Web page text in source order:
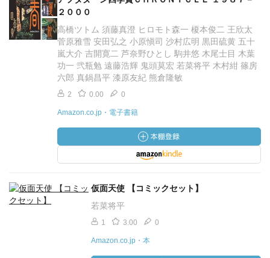
２０００
高橋ツトム 須藤真澄 ヒロモト森一 榎本俊二 王欣太
菅原雅雪 安田弘之 小原愼司 沙村広明 黒田硫黄 五十
嵐大介 吉開寛二 芦奈野ひとし 駒井悠 木尾士目 木葉
功一 弐瓶勉 遠藤浩輝 鬼頭莫宏 若菜将平 木村紺 篠房
六郎 真鍋昌平 漆原友紀 熊倉隆敏
2 0.00 0
Amazon.co.jp・電子書籍
仮面天使 【コミックセット】
若菜将平
1 3.00 0
Amazon.co.jp・本